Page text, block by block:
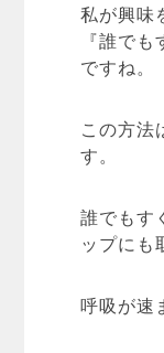
私が興味
『誰で
ですね。
この方法
す。
誰でもす
ップにも
呼吸が速